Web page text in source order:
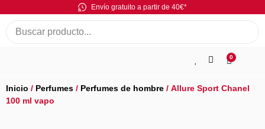
Envío gratuito a partir de 40€*
0
Inicio / Perfumes / Perfumes de hombre / Allure Sport Chanel
100 ml vapo